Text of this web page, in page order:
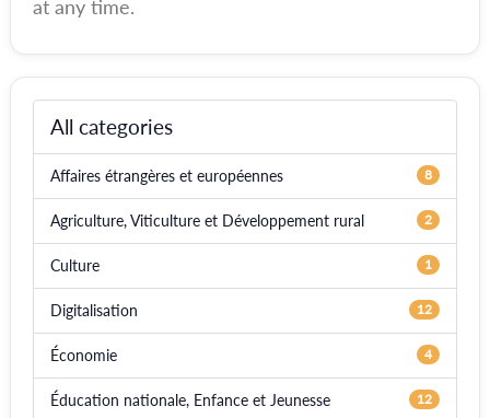
at any time.
All categories
Affaires étrangères et européennes 8
Agriculture, Viticulture et Développement rural 2
Culture 1
Digitalisation 12
Économie 4
Éducation nationale, Enfance et Jeunesse 12